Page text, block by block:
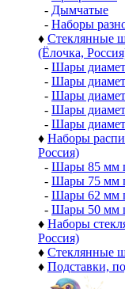
- Дымчатые
- Наборы
♦ Стеклянные
(Ёлочка,
- Шары
- Шары
- Шары
- Шары
- Шары
♦ Наборы
Россия)
- Шары 85 мм
- Шары 75 мм
- Шары 62 мм
- Шары 50 мм
♦ Наборы
Россия)
♦ Стеклянные
♦ Подставки,